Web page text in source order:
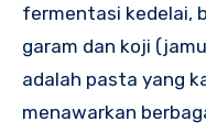
fermentasi kedelai,
garam dan koji
adalah pasta yang
menawarkan